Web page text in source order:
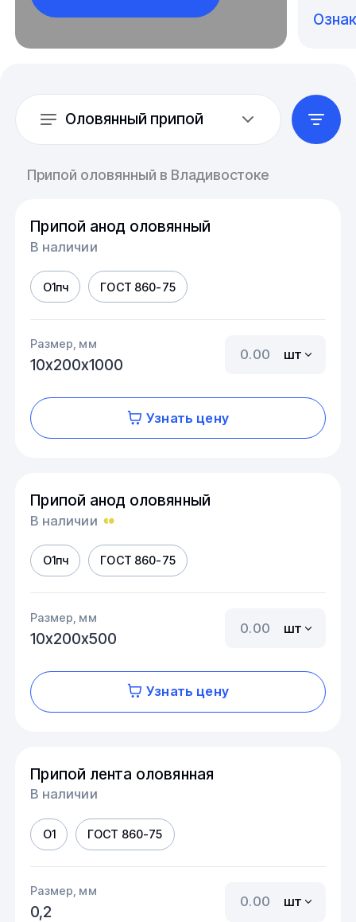
Оловянный припой
Припой оловянный в Владивостоке
Припой анод оловянный
В наличии
О1пч ГОСТ 860-75
Размер, мм
10х200х1000
шт
Узнать цену
Припой анод оловянный
В наличии
О1пч ГОСТ 860-75
Размер, мм
10х200х500
шт
Узнать цену
Припой лента оловянная
В наличии
О1 ГОСТ 860-75
Размер, мм
0,2
шт